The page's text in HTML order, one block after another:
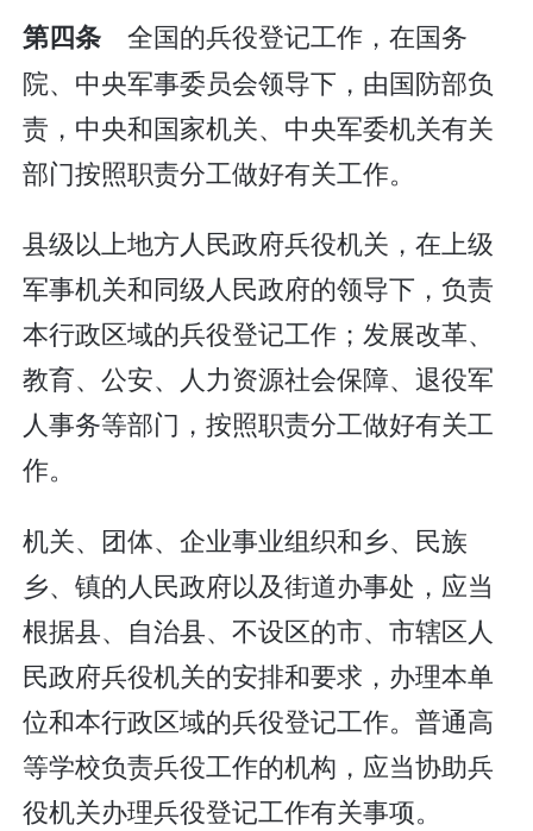
第四条全国的兵役登记工作，在国务
院、中央军事委员会领导下，由国防部负
责，中央和国家机关、中央军委机关有关
部门按照职责分工做好有关工作。
县级以上地方人民政府兵役机关，在上级
军事机关和同级人民政府的领导下，负责
本行政区域的兵役登记工作；发展改革、
教育、公安、人力资源社会保障、退役军
人事务等部门，按照职责分工做好有关工
作。
机关、团体、企业事业组织和乡、民族
乡、镇的人民政府以及街道办事处，应当
根据县、自治县、不设区的市、市辖区人
民政府兵役机关的安排和要求，办理本单
位和本行政区域的兵役登记工作。普通高
等学校负责兵役工作的机构，应当协助兵
役机关办理兵役登记工作有关事项。